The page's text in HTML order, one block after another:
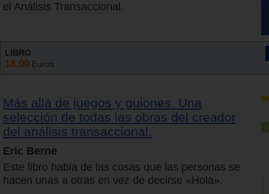
el Análisis Transaccional.
LIBRO
18.00 Euros
Más allá de juegos y guiones. Una
selección de todas las obras del creador
del análisis transaccional.
Eric Berne
Este libro habla de las cosas que las personas se
hacen unas a otras en vez de decirse «Hola».